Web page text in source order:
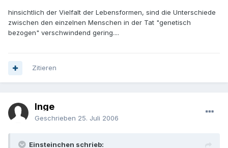
hinsichtlich der Vielfalt der Lebensformen, sind die Unterschiede
zwischen den einzelnen Menschen in der Tat "genetisch
bezogen" verschwindend gering....
Zitieren
Inge
Geschrieben 25. Juli 2006
Einsteinchen schrieb: